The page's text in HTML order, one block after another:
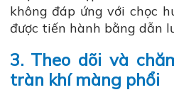
không đáp ứng với chọc
được tiến hành bằng dẫn
3. Theo dõi và
tràn khí màng phổi